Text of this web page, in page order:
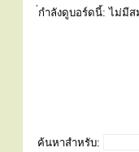
กำลังดูบอร์ดนี้: ไม่มี
ค้นหาสำหรับ: